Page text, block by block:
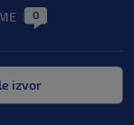
0
izvor